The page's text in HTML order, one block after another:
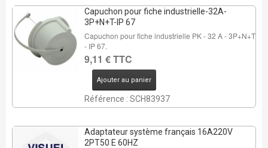
Capuchon pour fiche industrielle-32A-
3P+N+T-IP 67
Capuchon pour fiche industrielle PK - 32 A - 3P+N+T
- IP 67.
9,11 € TTC
Ajouter au panier
Référence : SCH83937
Adaptateur système français 16A220V
2PT50 E 60HZ